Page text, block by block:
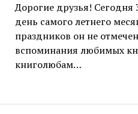
Дорогие друзья!
день самого летнего
праздников он не
вспоминания любимых
книголюбам…